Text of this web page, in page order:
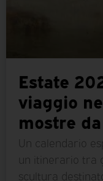
Estate
viaggio
mostre
Un calendario
un itinerario tra
scultura